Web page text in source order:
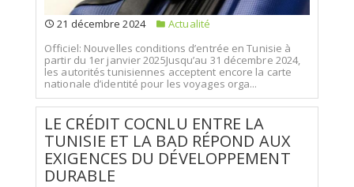
21 décembre 2024
Actualité
Officiel: Nouvelles conditions d’entrée en Tunisie à
partir du 1er janvier 2025Jusqu’au 31 décembre 2024,
les autorités tunisiennes acceptent encore la carte
nationale d’identité pour les voyages orga...
LE CRÉDIT COCNLU ENTRE LA
TUNISIE ET LA BAD RÉPOND AUX
EXIGENCES DU DÉVELOPPEMENT
DURABLE